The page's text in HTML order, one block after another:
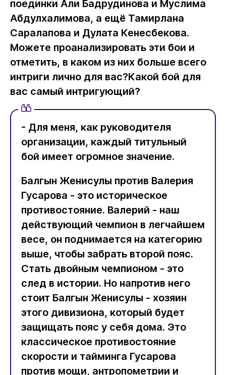
поединки Али Бадрудинова и Муслима
Абдулхалимова, а ещё Тамирлана
Саралапова и Дулата Кенесбекова.
Можете проанализировать эти бои и
отметить, в каком из них больше всего
интриги лично для вас?Какой бой для
вас самый интригующий?
- Для меня, как руководителя
организации, каждый титульный
бой имеет огромное значение.
Балгын Женисулы против Валерия
Гусарова - это историческое
противостояние. Валерий - наш
действующий чемпион в легчайшем
весе, он поднимается на категорию
выше, чтобы забрать второй пояс.
Стать двойным чемпионом - это
след в истории. Но напротив него
стоит Балгын Женисулы - хозяин
этого дивизиона, который будет
защищать пояс у себя дома. Это
классическое противостояние
скорости и тайминга Гусарова
против мощи, антропометрии и